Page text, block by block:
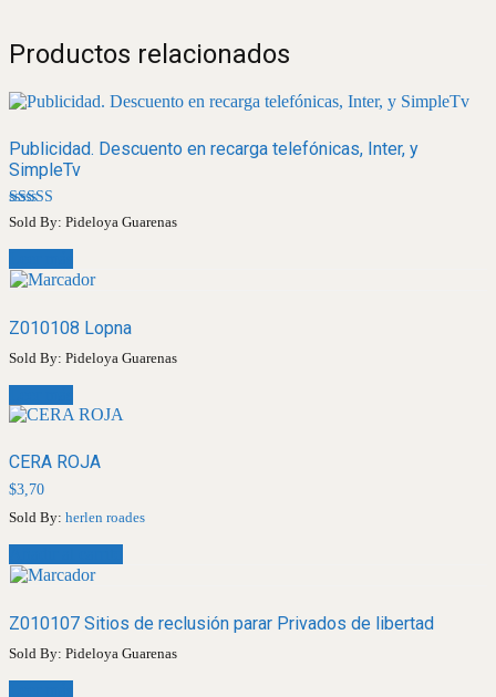
Productos relacionados
Publicidad. Descuento en recarga telefónicas, Inter, y
SimpleTv
Valorado
4.50
Sold By: Pideloya Guarenas
Z010108 Lopna
Sold By: Pideloya Guarenas
CERA ROJA
$3,70
Sold By: herlen roades
Z010107 Sitios de reclusión parar Privados de libertad
Sold By: Pideloya Guarenas